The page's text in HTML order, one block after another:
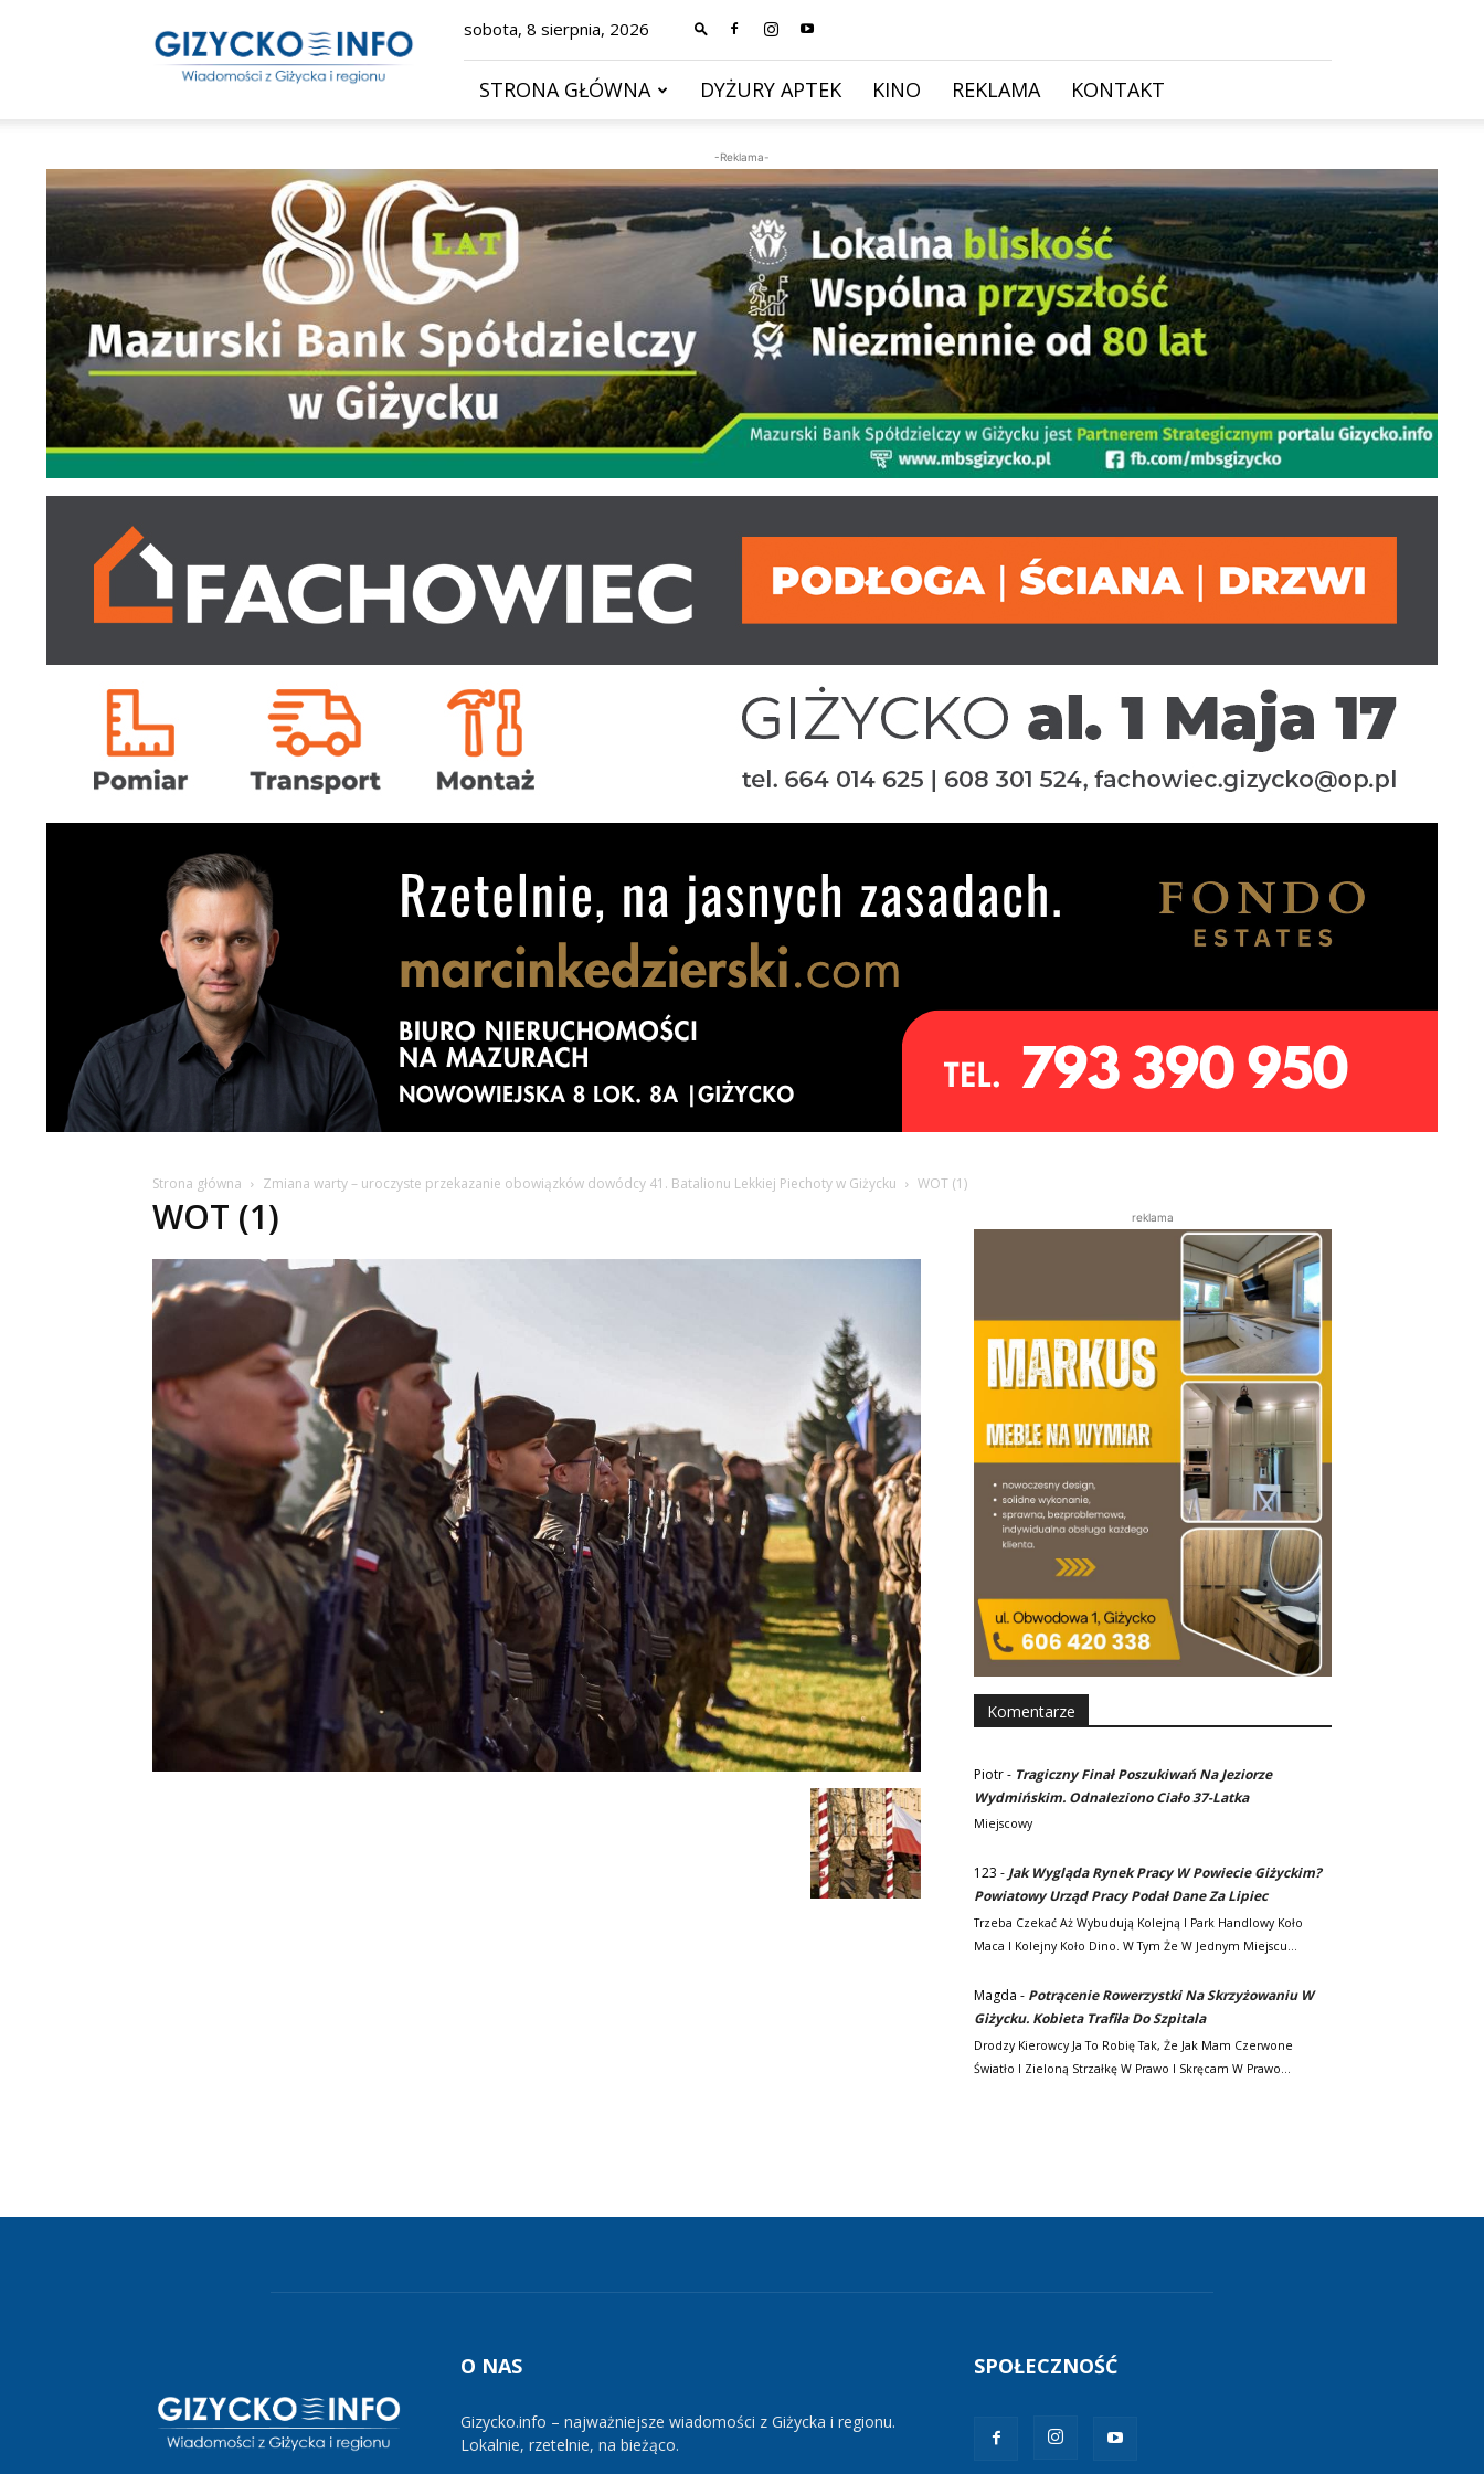
–
wiadomości
sobota, 8 sierpnia, 2026
STRONA GŁÓWNA DYŻURY APTEK KINO REKLAMA KONTAKT
-Reklama-
Strona główna Zmiana warty – uroczyste przekazanie obowiązków dowódcy 41. Batalionu Lekkiej Piechoty w Giżycku WOT (1)
WOT (1) reklama
Komentarze
Piotr- Tragiczny Finał Poszukiwań Na Jeziorze
Wydmińskim. Odnaleziono Ciało 37-Latka
Miejscowy
123 - Jak Wygląda Rynek Pracy W Powiecie Giżyckim?
Powiatowy Urząd Pracy Podał Dane Za Lipiec
Trzeba Czekać Aż Wybudują Kolejną I Park Handlowy Koło
Maca I Kolejny Koło Dino. W Tym Że W Jednym Miejscu…
Magda - Potrącenie Rowerzystki Na Skrzyżowaniu W
Giżycku. Kobieta Trafiła Do Szpitala
Drodzy Kierowcy Ja To Robię Tak, Że Jak Mam Czerwone
Światło I Zieloną Strzałkę W Prawo I Skręcam W Prawo…
O NAS
Gizycko.info – najważniejsze wiadomości z Giżycka i regionu.
Lokalnie, rzetelnie, na bieżąco.
SPOŁECZNOŚĆ